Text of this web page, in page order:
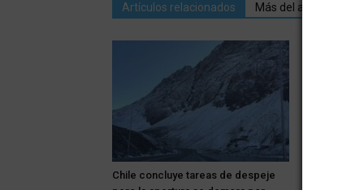
Artículos relacionados Más del autor
Chile concluye tareas de despeje